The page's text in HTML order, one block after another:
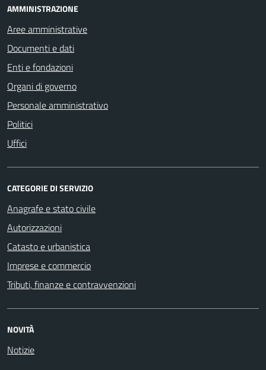
AMMINISTRAZIONE
Aree amministrative
Documenti e dati
Enti e fondazioni
Organi di governo
Personale amministrativo
Politici
Uffici
CATEGORIE DI SERVIZIO
Anagrafe e stato civile
Autorizzazioni
Catasto e urbanistica
Imprese e commercio
Tributi, finanze e contravvenzioni
NOVITÀ
Notizie